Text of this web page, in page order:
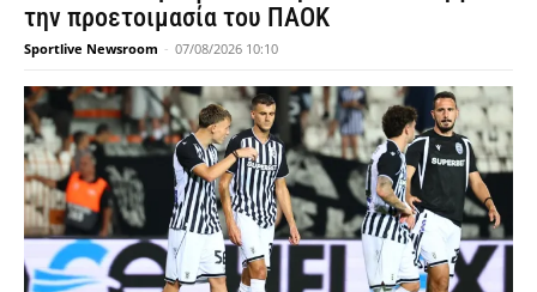
την προετοιμασία του ΠΑΟΚ
Sportlive Newsroom - 07/08/2026 10:10